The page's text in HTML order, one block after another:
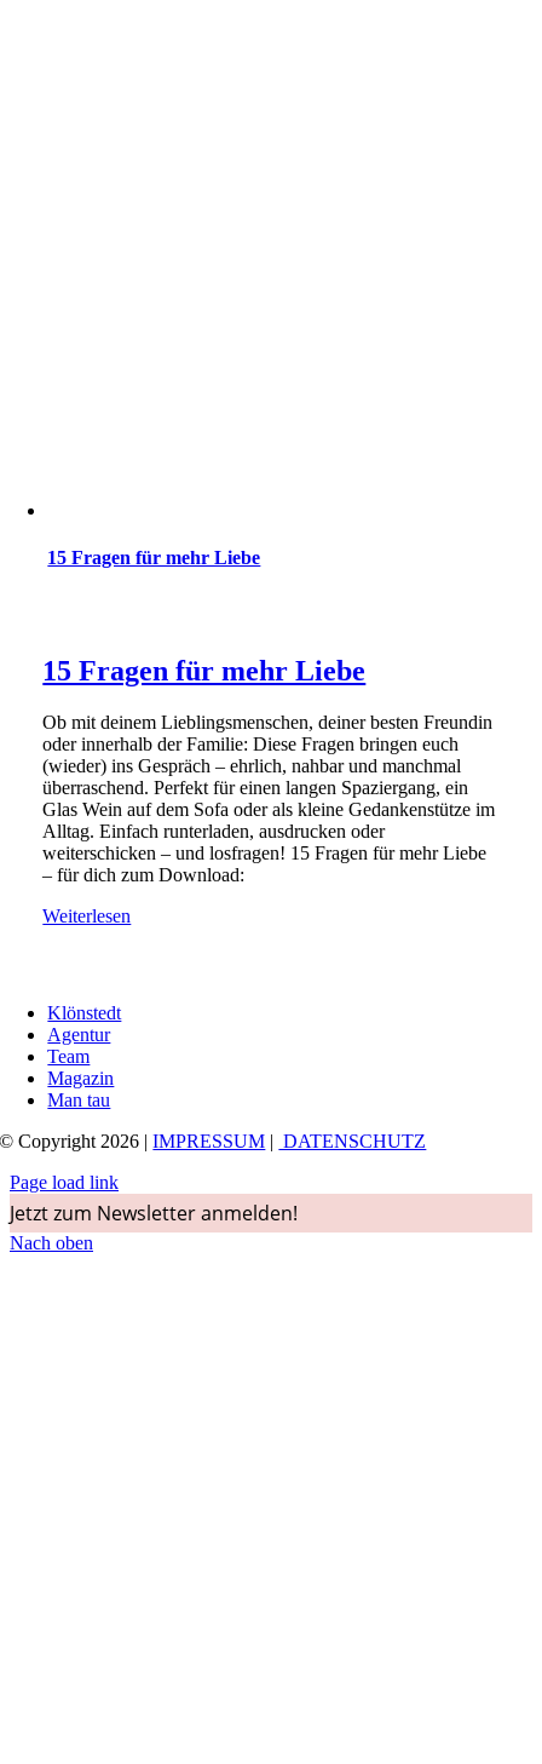
15 Fragen für mehr Liebe
15 Fragen für mehr Liebe
Ob mit deinem Lieblingsmenschen, deiner besten Freundin
oder innerhalb der Familie: Diese Fragen bringen euch
(wieder) ins Gespräch – ehrlich, nahbar und manchmal
überraschend. Perfekt für einen langen Spaziergang, ein
Glas Wein auf dem Sofa oder als kleine Gedankenstütze im
Alltag. Einfach runterladen, ausdrucken oder
weiterschicken – und losfragen! 15 Fragen für mehr Liebe
– für dich zum Download:
Weiterlesen
Klönstedt
Agentur
Team
Magazin
Man tau
© Copyright 2026 |IMPRESSUM | DATENSCHUTZ
Page load link
Jetzt zum Newsletter anmelden!
Nach oben